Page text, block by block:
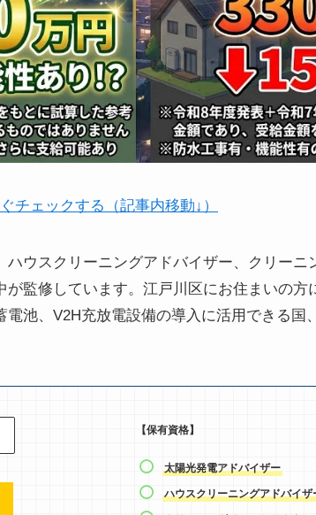
チェックする（記事内移動↓）
ハウスクリーニングアドバイザー、クリーニ
監修しています。江戸川区にお住まいの方
池、V2H充放電設備の導入に活用できる国
【保有資格】
太陽光発電アドバイザー
ハウスクリーニングアドバイザ